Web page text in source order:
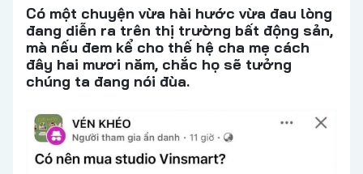
Có một chuyện vừa hài hước vừa đau lòng
đang diễn ra trên thị trường bất động sản,
mà nếu đem kể cho thế hệ cha mẹ cách
đây hai mươi năm, chắc họ sẽ tưởng
chúng ta đang nói đùa.